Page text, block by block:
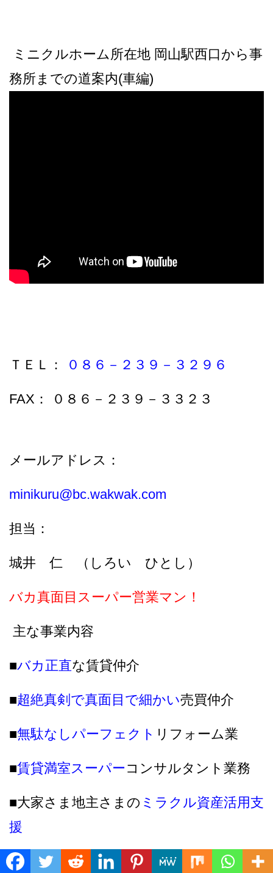
ミニクルホーム所在地 岡山駅西口から事
務所までの道案内(車編)
ＴＥＬ： ０８６－２３９－３２９６
FAX： ０８６－２３９－３３２３
メールアドレス：
minikuru@bc.wakwak.com
担当：
城井 仁 （しろい ひとし）
バカ真面目スーパー営業マン！
主な事業内容
■バカ正直な賃貸仲介
■超絶真剣で真面目で細かい売買仲介
■無駄なしパーフェクト リフォーム業
■賃貸満室スーパー コンサルタント業務
■大家さま地主さまの ミラクル資産活用支
援
■究極賃貸満室管理、運営をサポート
Translate »